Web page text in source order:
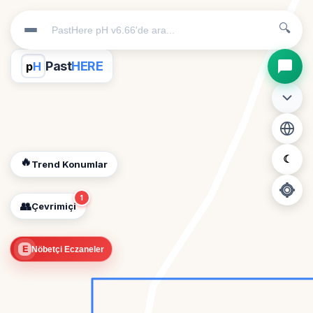
pH PastHERE
🔥Trend Konumlar
🔍
☾
Konum İzni Gerekli
👥Çevrimiçi
1
E Nöbetçi Eczaneler